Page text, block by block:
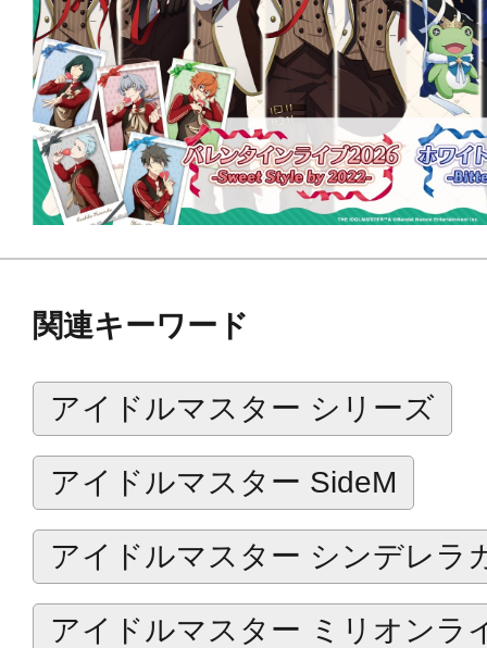
関連キーワード
アイドルマスター シリーズ
アイドルマスター SideM
アイドルマスター シンデレラ
アイドルマスター ミリオンラ